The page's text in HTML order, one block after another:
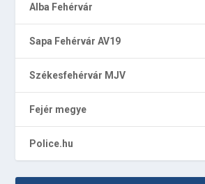
Alba Fehérvár
Sapa Fehérvár AV19
Székesfehérvár MJV
Fejér megye
Police.hu